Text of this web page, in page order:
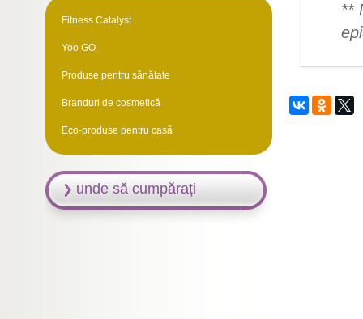
**
Fitness Catalyst
Yoo GO
Produse pentru sănătate
Branduri de cosmetică
Eco-produse pentru casă
unde să cumpărați